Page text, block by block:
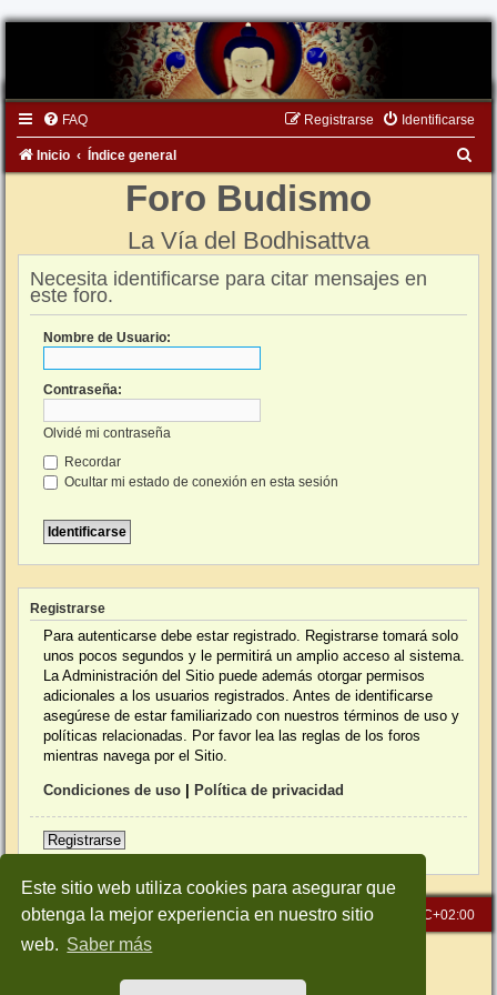
Este sitio web utiliza cookies para asegurar que
obtenga la mejor experiencia en nuestro sitio
web. Saber más
FAQ Identificarse
Registrarse
Inicio Índice general
Foro Budismo
La Vía del Bodhisattva
Necesita identificarse para citar mensajes en
este foro.
Nombre de Usuario:
Contraseña:
Olvidé mi contraseña
Recordar
Ocultar mi estado de conexión en esta sesión
Registrarse
Para autenticarse debe estar registrado. Registrarse tomará solo
unos pocos segundos y le permitirá un amplio acceso al sistema.
La Administración del Sitio puede además otorgar permisos
adicionales a los usuarios registrados. Antes de identificarse
asegúrese de estar familiarizado con nuestros términos de uso y
políticas relacionadas. Por favor lea las reglas de los foros
mientras navega por el Sitio.
Condiciones de uso Política de privacidad
Registrarse
Inicio Índice general Todos los horarios son UTC+02:00
Desarrollado porphpBB